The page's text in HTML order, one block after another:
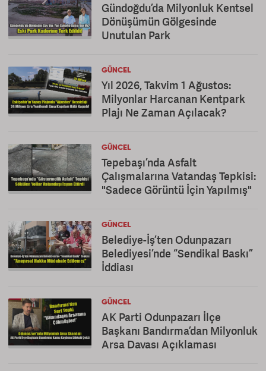
Gündoğdu’da Milyonluk Kentsel
Dönüşümün Gölgesinde
Unutulan Park
GÜNCEL
Yıl 2026, Takvim 1 Ağustos:
Milyonlar Harcanan Kentpark
Plajı Ne Zaman Açılacak?
GÜNCEL
Tepebaşı’nda Asfalt
Çalışmalarına Vatandaş Tepkisi:
"Sadece Görüntü İçin Yapılmış"
GÜNCEL
Belediye-İş’ten Odunpazarı
Belediyesi’nde “Sendikal Baskı”
İddiası
GÜNCEL
AK Parti Odunpazarı İlçe
Başkanı Bandırma’dan Milyonluk
Arsa Davası Açıklaması